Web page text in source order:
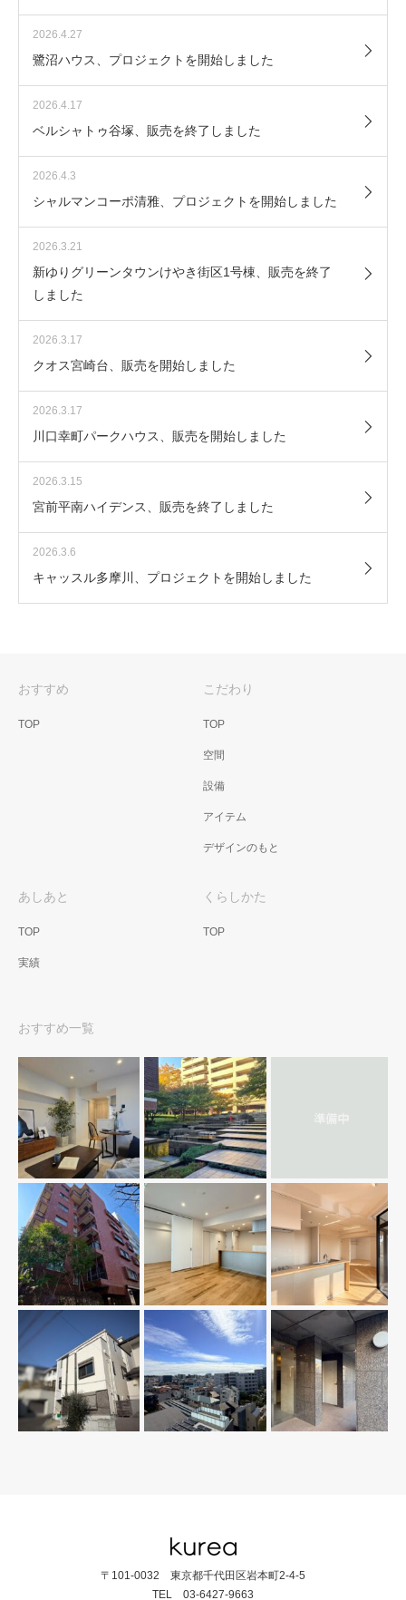
2026.4.27
鷺沼ハウス、プロジェクトを開始しました
2026.4.17
ベルシャトゥ谷塚、販売を終了しました
2026.4.3
シャルマンコーポ清雅、プロジェクトを開始しました
2026.3.21
新ゆりグリーンタウンけやき街区1号棟、販売を終了
しました
2026.3.17
クオス宮崎台、販売を開始しました
2026.3.17
川口幸町パークハウス、販売を開始しました
2026.3.15
宮前平南ハイデンス、販売を終了しました
2026.3.6
キャッスル多摩川、プロジェクトを開始しました
おすすめ
TOP
こだわり
TOP
空間
設備
アイテム
デザインのもと
あしあと
TOP
実績
くらしかた
TOP
おすすめ一覧
〒101-0032 東京都千代田区岩本町2-4-5
TEL 03-6427-9663